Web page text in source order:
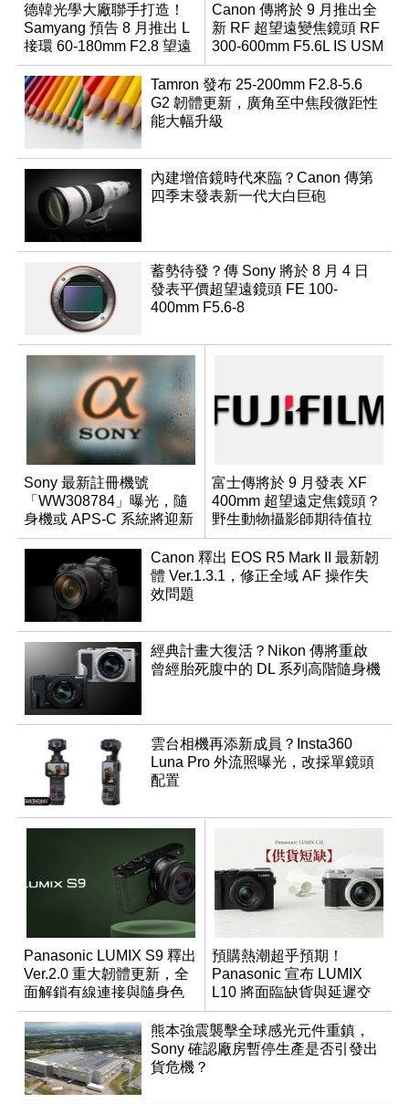
德韓光學大廠聯手打造！
Samyang 預告 8 月推出 L
接環 60-180mm F2.8 望遠
變焦鏡
Canon 傳將於 9 月推出全
新 RF 超望遠變焦鏡頭 RF
300-600mm F5.6L IS USM
Tamron 發布 25-200mm F2.8-5.6
G2 韌體更新，廣角至中焦段微距性
能大幅升級
內建增倍鏡時代來臨？Canon 傳第
四季末發表新一代大白巨砲
蓄勢待發？傳 Sony 將於 8 月 4 日
發表平價超望遠鏡頭 FE 100-
400mm F5.6-8
Sony 最新註冊機號
「WW308784」曝光，隨
身機或 APS-C 系統將迎新
成員？
富士傳將於 9 月發表 XF
400mm 超望遠定焦鏡頭？
野生動物攝影師期待值拉
滿
Canon 釋出 EOS R5 Mark II 最新韌
體 Ver.1.3.1，修正全域 AF 操作失
效問題
經典計畫大復活？Nikon 傳將重啟
曾經胎死腹中的 DL 系列高階隨身機
雲台相機再添新成員？Insta360
Luna Pro 外流照曝光，改採單鏡頭
配置
Panasonic LUMIX S9 釋出
Ver.2.0 重大韌體更新，全
面解鎖有線連接與隨身色
調編輯
預購熱潮超乎預期！
Panasonic 宣布 LUMIX
L10 將面臨缺貨與延遲交
貨時間
熊本強震襲擊全球感光元件重鎮，
Sony 確認廠房暫停生產是否引發出
貨危機？